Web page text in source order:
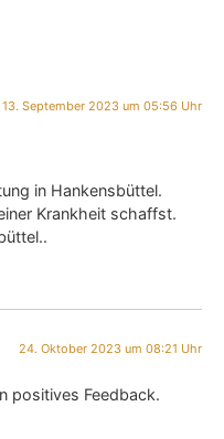
13. September 2023 um 05:56 Uhr
in Hankensbüttel.
Krankheit schaffst.
24. Oktober 2023 um 08:21 Uhr
positives Feedback.